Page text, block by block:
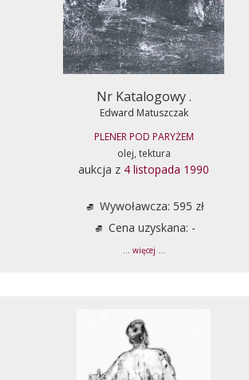
Nr Katalogowy .
Edward Matuszczak
PLENER POD PARYŻEM
olej, tektura
aukcja z 4 listopada 1990
Wywoławcza: 595 zł
Cena uzyskana: -
... więcej ...